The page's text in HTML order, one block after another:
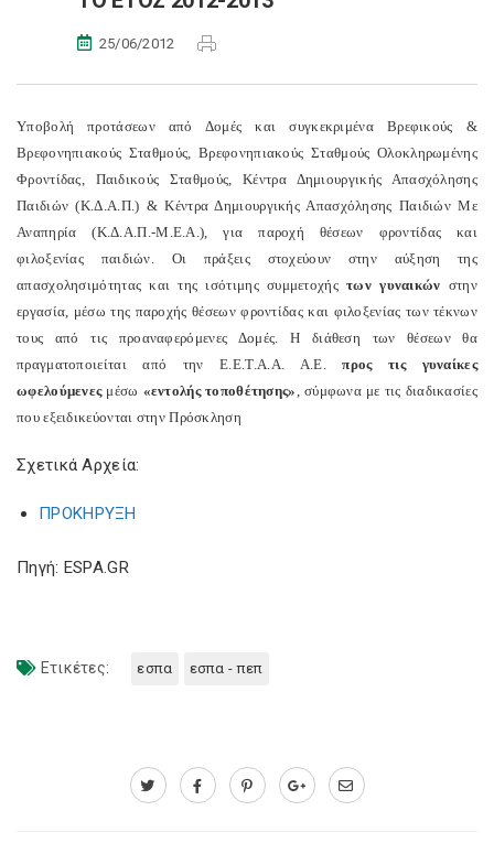
25/06/2012
Υποβολή προτάσεων από Δομές και συγκεκριμένα Βρεφικούς &
Βρεφονηπιακούς Σταθμούς, Βρεφονηπιακούς Σταθμούς Ολοκληρωμένης
Φροντίδας, Παιδικούς Σταθμούς, Κέντρα Δημιουργικής Απασχόλησης
Παιδιών (Κ.Δ.Α.Π.) & Κέντρα Δημιουργικής Απασχόλησης Παιδιών Με
Αναπηρία (Κ.Δ.Α.Π.-Μ.Ε.Α.), για παροχή θέσεων φροντίδας και
φιλοξενίας παιδιών. Οι πράξεις στοχεύουν στην αύξηση της
απασχολησιμότητας και της ισότιμης συμμετοχήςτων γυναικών στην
εργασία, μέσω της παροχής θέσεων φροντίδας και φιλοξενίας των τέκνων
τους από τις προαναφερόμενες Δομές. Η διάθεση των θέσεων θα
πραγματοποιείται από την Ε.Ε.Τ.Α.Α. Α.Ε.προς τις γυναίκες
ωφελούμενεςμέσω «εντολής τοποθέτησης», σύμφωνα με τις διαδικασίες
που εξειδικεύονται στην Πρόσκληση
Σχετικά Αρχεία:
ΠΡΟΚΗΡΥΞH
Πηγή: ESPA.GR
Ετικέτες: εσπα εσπα - πεπ